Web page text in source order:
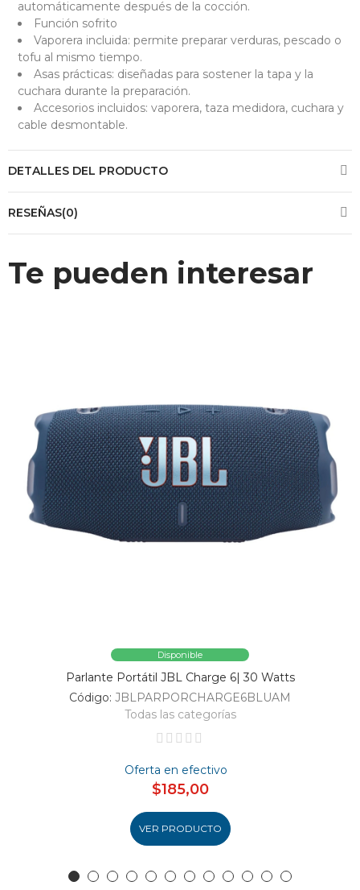
automáticamente después de la cocción.
Función sofrito
Vaporera incluida: permite preparar verduras, pescado o
tofu al mismo tiempo.
Asas prácticas: diseñadas para sostener la tapa y la
cuchara durante la preparación.
Accesorios incluidos: vaporera, taza medidora, cuchara y
cable desmontable.
DETALLES DEL PRODUCTO
RESEÑAS(0)
Te pueden interesar
Disponible
Parlante Portátil JBL Charge 6| 30 Watts
Código: JBLPARPORCHARGE6BLUAM
Todas las categorías
Oferta en efectivo
$185,00
VER PRODUCTO